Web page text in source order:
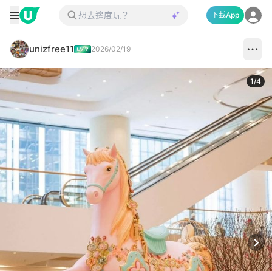
下載App
unizfree11 2026/02/19
1/4